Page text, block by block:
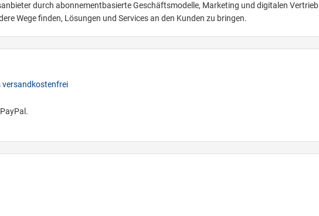
durch abonnementbasierte Geschäftsmodelle, Marketing und digitalen Vertrieb
Wege finden, Lösungen und Services an den Kunden zu bringen.
versandkostenfrei